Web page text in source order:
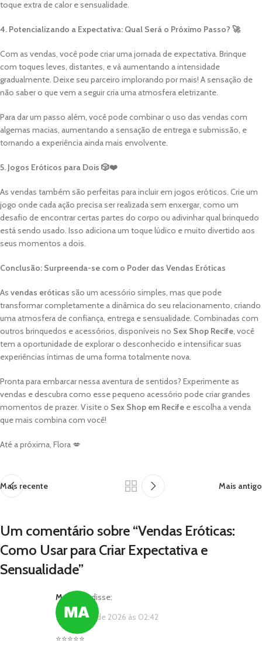
toque extra de calor e sensualidade.
4. Potencializando a Expectativa: Qual Será o Próximo Passo? 🚀
Com as vendas, você pode criar uma jornada de expectativa. Brinque
com toques leves, distantes, e vá aumentando a intensidade
gradualmente. Deixe seu parceiro implorando por mais! A sensação de
não saber o que vem a seguir cria uma atmosfera eletrizante.
Para dar um passo além, você pode combinar o uso das vendas com
algemas macias, aumentando a sensação de entrega e submissão, e
tornando a experiência ainda mais envolvente.
5. Jogos Eróticos para Dois 🎲❤️
As vendas também são perfeitas para incluir em jogos eróticos. Crie um
jogo onde cada ação precisa ser realizada sem enxergar, como um
desafio de encontrar certas partes do corpo ou adivinhar qual brinquedo
está sendo usado. Isso adiciona um toque lúdico e muito divertido aos
seus momentos a dois.
Conclusão: Surpreenda-se com o Poder das Vendas Eróticas
As vendas eróticas são um acessório simples, mas que pode
transformar completamente a dinâmica do seu relacionamento, criando
uma atmosfera de confiança, entrega e sensualidade. Combinadas com
outros brinquedos e acessórios, disponíveis no Sex Shop Recife, você
tem a oportunidade de explorar o desconhecido e intensificar suas
experiências íntimas de uma forma totalmente nova.
Pronta para embarcar nessa aventura de sentidos? Experimente as
vendas e descubra como esse pequeno acessório pode criar grandes
momentos de prazer. Visite o Sex Shop em Recife e escolha a venda
que mais combina com você!
Até a próxima, Flora 💋
Mais recente Mais antigo
Um comentário sobre “Vendas Eróticas:
Como Usar para Criar Expectativa e
Sensualidade”
Marcelia disse:
25 de julho de 2026 às 02:42
⭐⭐⭐⭐⭐